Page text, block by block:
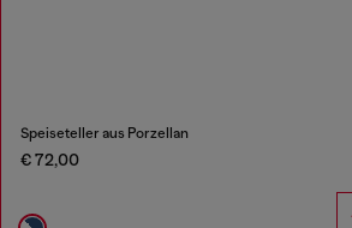
Speiseteller aus Porzellan
€ 72,00